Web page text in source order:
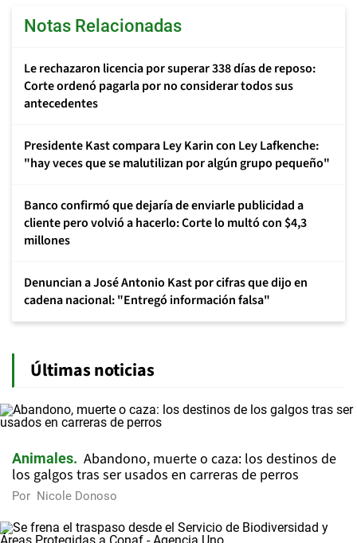
Notas Relacionadas
Le rechazaron licencia por superar 338 días de reposo:
Corte ordenó pagarla por no considerar todos sus
antecedentes
Presidente Kast compara Ley Karin con Ley Lafkenche:
"hay veces que se malutilizan por algún grupo pequeño"
Banco confirmó que dejaría de enviarle publicidad a
cliente pero volvió a hacerlo: Corte lo multó con $4,3
millones
Denuncian a José Antonio Kast por cifras que dijo en
cadena nacional: "Entregó información falsa"
Últimas noticias
Animales
Abandono, muerte o caza: los destinos de
los galgos tras ser usados en carreras de perros
Por Nicole Donoso